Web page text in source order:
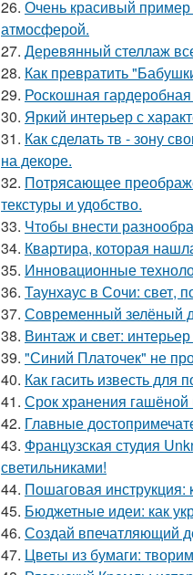
26. Очень красивый
атмосферой.
27. Деревянный стеллаж
28. Как превратить
29. Роскошная
30. Яркий интерьер с
31. Как сделать тв - зону
на декоре.
32. Потрясающее
текстуры и удобство.
33. Чтобы внести
34. Квартира, которая
35. Инновационные
36. Таунхаус в Сочи: свет,
37. Современный зелёный
38. Винтаж и свет:
39. "Синий Платочек" не
40. Как гасить известь для
41. Срок хранения гашёной
42. Главные
43. Французская студия
светильниками!
44. Пошаговая инструкция:
45. Бюджетные идеи: как
46. Создай впечатляющий
47. Цветы из бумаги: